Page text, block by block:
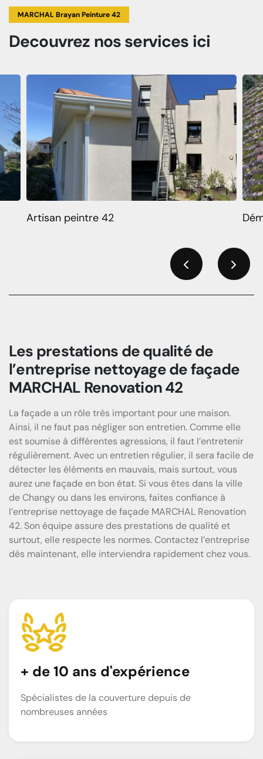
MARCHAL Brayan Peinture 42
Decouvrez nos services ici
Artisan peintre 42
Les prestations de qualité de
l’entreprise nettoyage de façade
MARCHAL Renovation 42
La façade a un rôle très important pour une maison.
Ainsi, il ne faut pas négliger son entretien. Comme elle
est soumise à différentes agressions, il faut l’entretenir
régulièrement. Avec un entretien régulier, il sera facile de
détecter les éléments en mauvais, mais surtout, vous
aurez une façade en bon état. Si vous êtes dans la ville
de Changy ou dans les environs, faites confiance à
l’entreprise nettoyage de façade MARCHAL Renovation
42. Son équipe assure des prestations de qualité et
surtout, elle respecte les normes. Contactez l’entreprise
dès maintenant, elle interviendra rapidement chez vous.
+ de 10 ans d'expérience
Spécialistes de la couverture depuis de
nombreuses années